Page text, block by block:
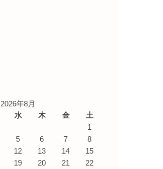
2026年8月
水 木 金
土
1
5 6 7
8
12 13 14
15
19 20 21 22